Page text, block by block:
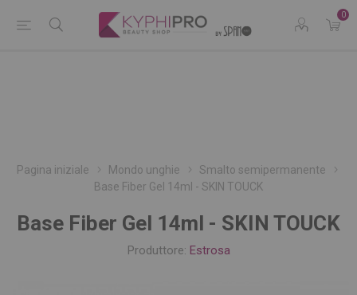
0
Pagina iniziale Mondo unghie
Smalto semipermanente
Base Fiber Gel 14ml - SKIN TOUCK
Base Fiber Gel 14ml - SKIN TOUCK
Produttore: Estrosa